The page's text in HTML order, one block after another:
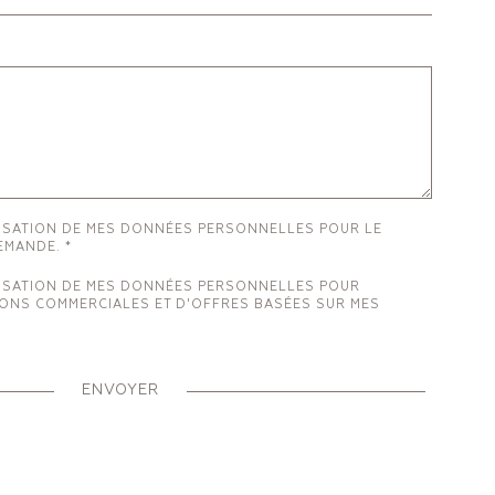
DE MES DONNÉES PERSONNELLES POUR LE
DE MES DONNÉES PERSONNELLES POUR
COMMERCIALES ET D'OFFRES BASÉES SUR MES
ENVOYER